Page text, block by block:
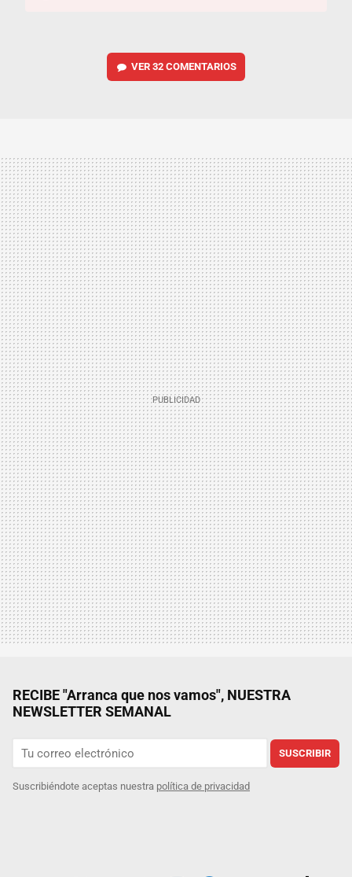
VER 32 COMENTARIOS
RECIBE "Arranca que nos vamos", NUESTRA
NEWSLETTER SEMANAL
SUSCRIBIR
Suscribiéndote aceptas nuestra política de privacidad